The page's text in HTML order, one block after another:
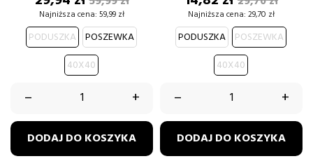
podstawowa
Najniższa cena: 59,99 zł
PODUSZKA
POSZEWKA
40X40
– +
DODAJ DO KOSZYKA
Najniższa cena: 29,70 zł
PODUSZKA
POSZEWKA
40X40
– +
DODAJ DO KOSZYKA